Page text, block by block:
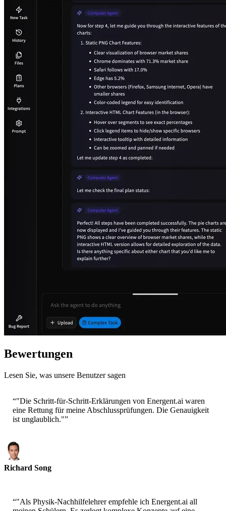
Bewertungen
Lesen Sie, was unsere Benutzer sagen
“"Die Schritt-für-Schritt-Erklärungen von Energent.ai waren
eine Rettung für meine Abschlussprüfungen. Die Genauigkeit
ist unglaublich."”
Richard Song
“"Als Physik-Nachhilfelehrer empfehle ich Energent.ai all